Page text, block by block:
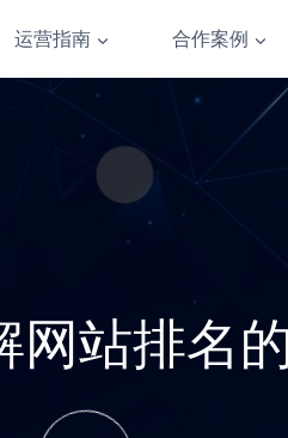
运营指南 合作案例
站排名